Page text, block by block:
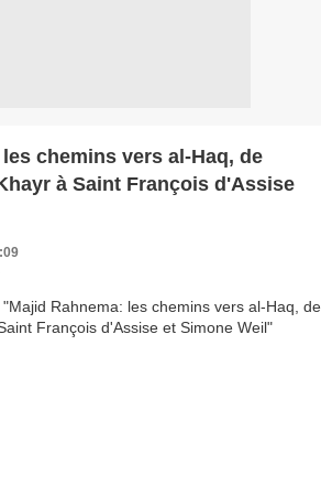
chemins vers al-Haq, de
à Saint François d'Assise